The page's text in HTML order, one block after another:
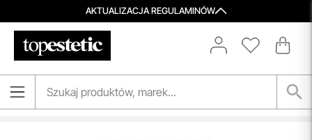
AKTUALIZACJA REGULAMINÓW
Porady Kosmetologów
indywidualnej konsultacji kosmetologicznej, która